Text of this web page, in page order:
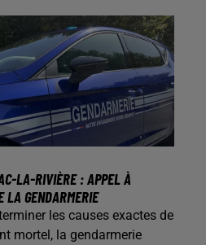
LA-RIVIÈRE : APPEL À
LA GENDARMERIE
les causes exactes de
mortel, la gendarmerie